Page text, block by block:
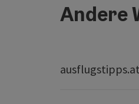
Andere
ausflugstipps.at